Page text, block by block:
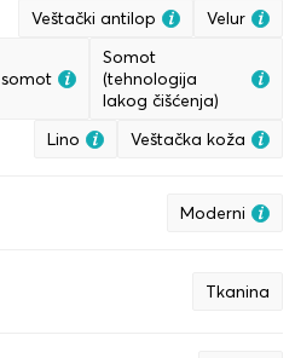
Veštački antilop Velur
somot
Somot
(tehnologija
lakog čišćenja)
Lino
Veštačka koža
Moderni
Tkanina